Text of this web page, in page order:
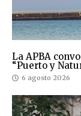
La APBA
“Puerto y
6 agosto 2026